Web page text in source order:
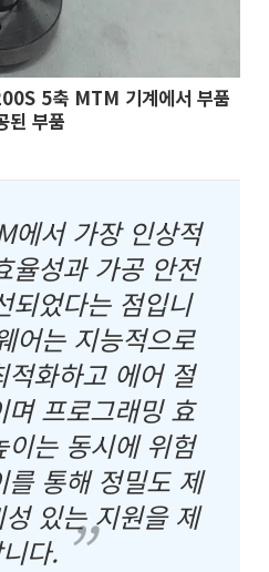
5축 MTM 기계에서 부품
된 부품
에서 가장 인상적
율성과 가공 안전
되었다는 점입니
어는 지능적으로
화하고 에어 절
프로그래밍 효
는 동시에 위험
통해 정밀도 제
있는 지원을 제
다.